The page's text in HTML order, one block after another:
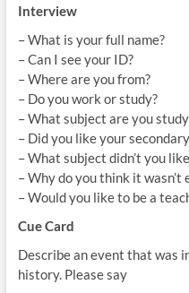
Interview
– What is your full name?
– Can I see your ID?
– Where are you from?
– Do you work or study?
– What subject are you
– Did you like your
– What subject didn’t you
– Why do you think it wasn’t
– Would you like to be a
Cue Card
Describe an event that was
history. Please say